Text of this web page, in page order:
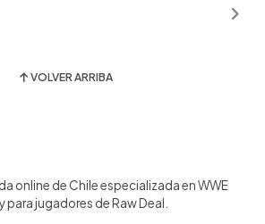
VOLVER ARRIBA
online de Chile especializada en WWE
para jugadores de Raw Deal.